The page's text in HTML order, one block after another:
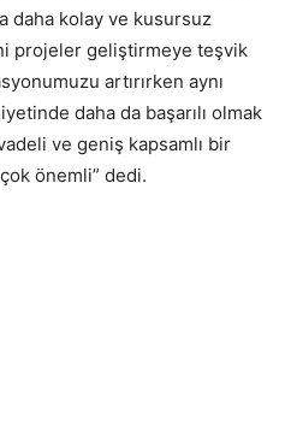
daha kolay ve kusursuz
projeler geliştirmeye teşvik
artırırken aynı
daha da başarılı olmak
ve geniş kapsamlı bir
önemli” dedi.